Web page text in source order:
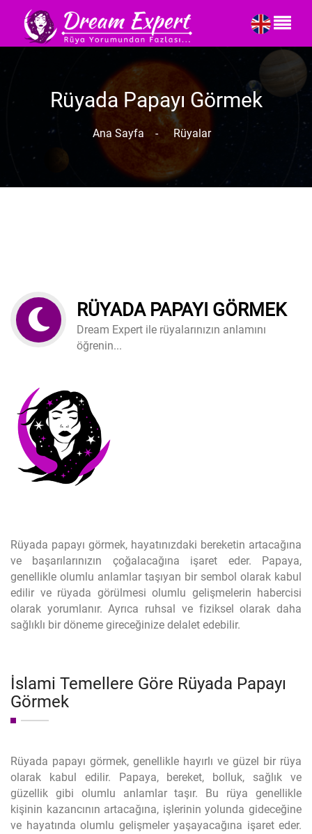
Rüyada Papayı Görmek
Ana Sayfa - Rüyalar
RÜYADA PAPAYI GÖRMEK
Dream Expert ile rüyalarınızın anlamını
öğrenin...
Rüyada papayı görmek, hayatınızdaki bereketin artacağına
ve başarılarınızın çoğalacağına işaret eder. Papaya,
genellikle olumlu anlamlar taşıyan bir sembol olarak kabul
edilir ve rüyada görülmesi olumlu gelişmelerin habercisi
olarak yorumlanır. Ayrıca ruhsal ve fiziksel olarak daha
sağlıklı bir döneme gireceğinize delalet edebilir.
İslami Temellere Göre Rüyada Papayı
Görmek
Rüyada papayı görmek, genellikle hayırlı ve güzel bir rüya
olarak kabul edilir. Papaya, bereket, bolluk, sağlık ve
güzellik gibi olumlu anlamlar taşır. Bu rüya genellikle
kişinin kazancının artacağına, işlerinin yolunda gideceğine
ve hayatında olumlu gelişmeler yaşayacağına işaret eder.